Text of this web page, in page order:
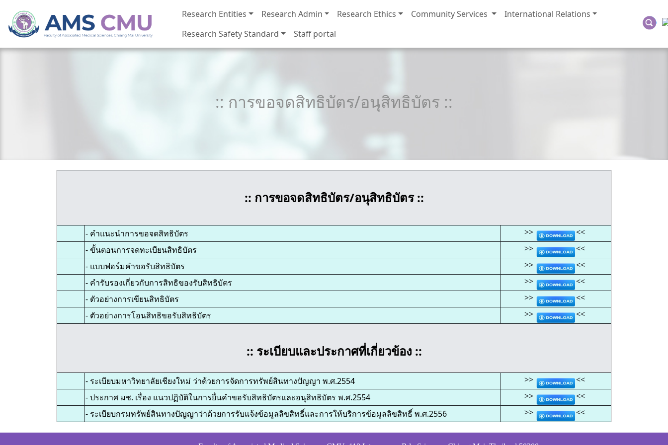
Research Entities Research Admin Research Ethics Community Services
International Relations
Research Safety Standard
Staff portal
:: การขอจดสิทธิบัตร/อนุสิทธิบัตร ::
:: การขอจดสิทธิบัตร/อนุสิทธิบัตร ::
- คำแนะนำการขอจดสิทธิบัตร >>
<<
- ขั้นตอนการจดทะเบียนสิทธิบัตร
>>
<<
- แบบฟอร์มคำขอรับสิทธิบัตร
>>
<<
- คำรับรองเกี่ยวกับการสิทธิของรับสิทธิบัตร
>>
<<
- ตัวอย่างการเขียนสิทธิบัตร
>>
<<
- ตัวอย่างการโอนสิทธิขอรับสิทธิบัตร
>> <<
:: ระเบียบและประกาศที่เกี่ยวข้อง ::
- ระเบียบมหาวิทยาลัยเชียงใหม่ ว่าด้วยการจัดการทรัพย์สินทางปัญญา พ.ศ.2554 >>
<<
- ประกาศ มช. เรื่อง แนวปฏิบัติในการยื่นคำขอรับสิทธิบัตรและอนุสิทธิบัตร พ.ศ.2554
>>
<<
- ระเบียบกรมทรัพย์สินทางปัญญาว่าด้วยการรับแจ้งข้อมูลลิขสิทธิ์และการให้บริการข้อมูลลิขสิทธิ์ พ.ศ.2556
>> <<